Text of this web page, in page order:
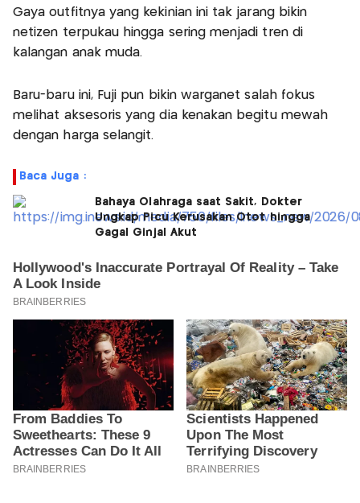
Gaya outfitnya yang kekinian ini tak jarang bikin
netizen terpukau hingga sering menjadi tren di
kalangan anak muda.
Baru-baru ini, Fuji pun bikin warganet salah fokus
melihat aksesoris yang dia kenakan begitu mewah
dengan harga selangit.
Baca Juga :
Bahaya Olahraga saat Sakit, Dokter
Ungkap Picu Kerusakan Otot hingga
Gagal Ginjal Akut